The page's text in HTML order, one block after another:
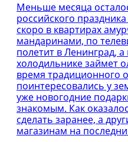
Меньше месяца
российского
скоро в квартирах
мандаринами, по
полетит в Ленинград,
холодильнике займет
время традиционного
поинтересовались у
уже новогодние
знакомым. Как
сделать заранее, а
магазинам на